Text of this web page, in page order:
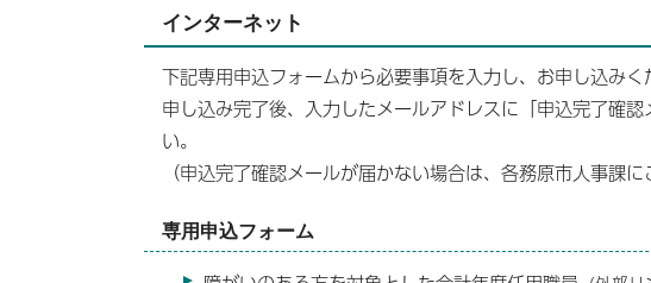
インターネット
下記専用申込フォームから必要事項を入力し、お申し込みく
申し込み完了後、入力したメールアドレスに「申込完了確
い。
（申込完了確認メールが届かない場合は、各務原市人事課に
専用申込フォーム